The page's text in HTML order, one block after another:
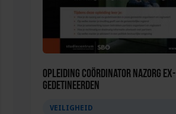
Opleiding Coördinator nazorg ex-
gedetineerden
VEILIGHEID